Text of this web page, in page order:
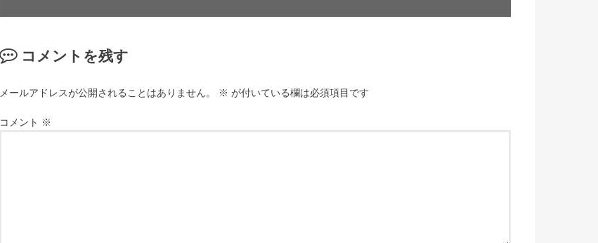
コメントを残す
メールアドレスが公開されることはありません。 ※ が付いている欄は必須項目です
コメント ※